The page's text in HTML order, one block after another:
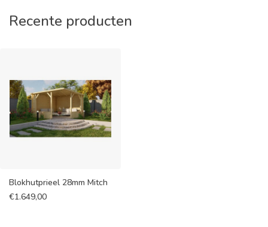
Recente producten
Blokhutprieel 28mm Mitch
€1.649,00